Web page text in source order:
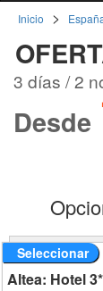
Inicio >
3 días / 2
Desde
Seleccionar
Altea: Hotel 3*